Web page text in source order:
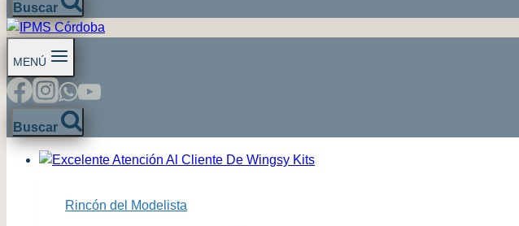
Buscar
MENÚ
Buscar
Rincón del Modelista